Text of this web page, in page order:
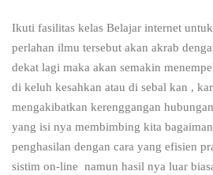
Ikuti fasilitas kelas Belajar internet
perlahan ilmu tersebut akan akrab
dekat lagi maka akan semakin
di keluh kesahkan atau di sebal kan ,
mengakibatkan kerenggangan
yang isi nya membimbing kita
penghasilan dengan cara yang efisien
sistim on-line namun hasil nya luar